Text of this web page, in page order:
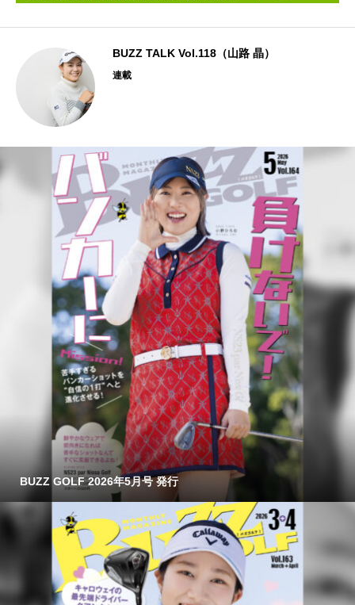
BUZZ TALK Vol.118（山路 晶）
連載
BUZZ GOLF 2026年5月号 発行